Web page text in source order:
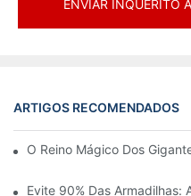
ENVIAR INQUÉRITO
ARTIGOS RECOMENDADOS
O Reino Mágico Dos
Evite 90% Das Armadilhas: